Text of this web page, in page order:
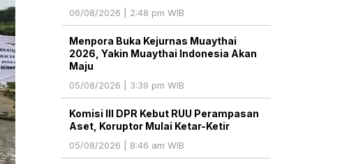
06/08/2026 | 2:48 pm WIB
Menpora Buka Kejurnas Muaythai
2026, Yakin Muaythai Indonesia Akan
Maju
05/08/2026 | 3:39 pm WIB
Komisi III DPR Kebut RUU Perampasan
Aset, Koruptor Mulai Ketar-Ketir
05/08/2026 | 8:46 am WIB